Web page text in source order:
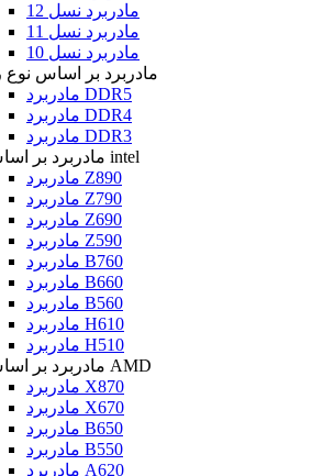
مادربرد نسل 12
مادربرد نسل 11
مادربرد نسل 10
مادربرد بر اساس نوع
مادربرد DDR5
مادربرد DDR4
مادربرد DDR3
مادربرد بر اساس intel
مادربرد Z890
مادربرد Z790
مادربرد Z690
مادربرد Z590
مادربرد B760
مادربرد B660
مادربرد B560
مادربرد H610
مادربرد H510
مادربرد بر اساس AMD
مادربرد X870
مادربرد X670
مادربرد B650
مادربرد B550
مادربرد A620